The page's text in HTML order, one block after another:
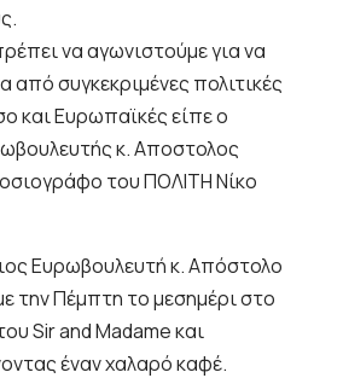
να αγωνιστούμε για να
από συγκεκριμένες πολιτικές
και Ευρωπαϊκές είπε ο
κ. Αποστολος
του ΠΟΛΙΤΗ Νίκο
Ευρωβουλευτή κ. Απόστολο
την Πέμπτη το μεσημέρι στο
Sir and Madame και
έναν χαλαρό καφέ.